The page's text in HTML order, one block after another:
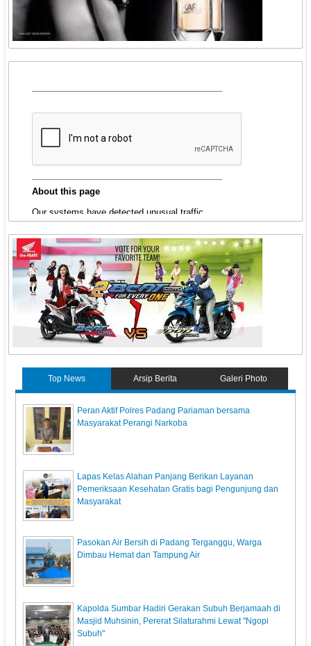
Top News Arsip Berita Galeri Photo
Peran Aktif Polres Padang Pariaman bersama
Masyarakat Perangi Narkoba
Lapas Kelas Alahan Panjang Berikan Layanan
Pemeriksaan Kesehatan Gratis bagi Pengunjung dan
Masyarakat
Pasokan Air Bersih di Padang Terganggu, Warga
Dimbau Hemat dan Tampung Air
Kapolda Sumbar Hadiri Gerakan Subuh Berjamaah di
Masjid Muhsinin, Pererat Silaturahmi Lewat "Ngopi
Subuh"